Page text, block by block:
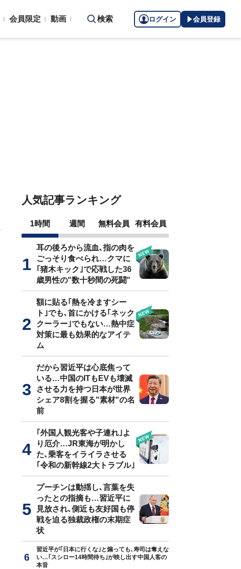
会員限定 動画 検索 ログイン 会員登録
人気記事ランキング
1時間 週間 無料会員 有料会員
耳の後ろから流血､指の肉を
ごっそり食べられ…クマに
｢猪木キック｣で応戦した36
歳男性の"数十秒間の死闘"
額に貼る｢熱を冷ますシー
ト｣でも､首にかける｢ネック
クーラー｣でもない…熱中症
対策に最も効果的なアイテ
ム
だから習近平は心底焦って
いる…中国のITもEVも壊滅
させる力を持つ日本が世界
シェア8割を握る"素材"の名
前
｢外国人観光客や子連れ｣よ
り厄介…JR東海が明かし
た､乗客をイライラさせる
｢令和の新幹線2大トラブル｣
プーチンは動揺し､言葉を失
ったとの指摘も…習近平に
見放され､側近も友好国も停
戦を迫る独裁政権の末期症
状
習近平が｢日本に行くな｣と煽っても､寿司は奪えな
い…｢スシロー14時間待ち｣が映し出す中国人客の
本音